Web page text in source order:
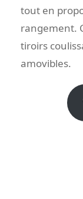
tout en
rangement.
tiroirs
amovibles.